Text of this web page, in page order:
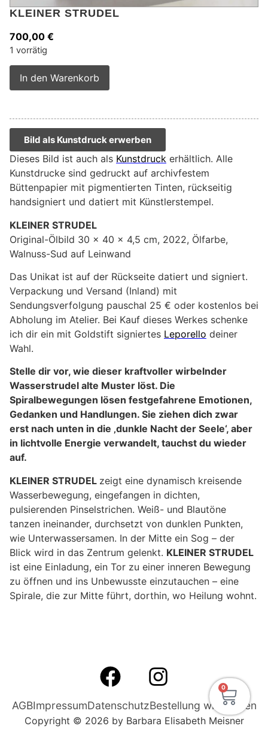
KLEINER STRUDEL
700,00 €
1 vorrätig
In den Warenkorb
Bild als Kunstdruck erwerben
Dieses Bild ist auch als Kunstdruck erhältlich. Alle
Kunstdrucke sind gedruckt auf archivfestem
Büttenpapier mit pigmentierten Tinten, rückseitig
handsigniert und datiert mit Künstlerstempel.
KLEINER STRUDEL
Original-Ölbild 30 x 40 x 4,5 cm, 2022, Ölfarbe,
Walnuss-Sud auf Leinwand
Das Unikat ist auf der Rückseite datiert und signiert.
Verpackung und Versand (Inland) mit
Sendungsverfolgung pauschal 25 € oder kostenlos bei
Abholung im Atelier. Bei Kauf dieses Werkes schenke
ich dir ein mit Goldstift signiertes Leporello deiner
Wahl.
Stelle dir vor, wie dieser kraftvoller wirbelnder
Wasserstrudel alte Muster löst. Die
Spiralbewegungen lösen festgefahrene Emotionen,
Gedanken und Handlungen. Sie ziehen dich zwar
erst nach unten in die ‚dunkle Nacht der Seele‘, aber
in lichtvolle Energie verwandelt, tauchst du wieder
auf.
KLEINER STRUDEL zeigt eine dynamisch kreisende
Wasserbewegung, eingefangen in dichten,
pulsierenden Pinselstrichen. Weiß- und Blautöne
tanzen ineinander, durchsetzt von dunklen Punkten,
wie Unterwassersamen. In der Mitte ein Sog – der
Blick wird in das Zentrum gelenkt. KLEINER STRUDEL
ist eine Einladung, ein Tor zu einer inneren Bewegung
zu öffnen und ins Unbewusste einzutauchen – eine
Spirale, die zur Mitte führt, dorthin, wo Heilung wohnt.
Copyright © 2026 by Barbara Elisabeth Meisner
AGBImpressumDatenschutzBestellung widerrufen
0